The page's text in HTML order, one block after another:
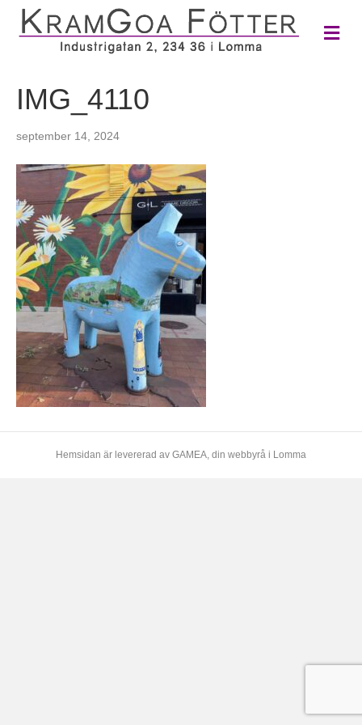
M
e
IMG_4110
september 14, 2024
Hemsidan är levererad av GAMEA, din webbyrå i Lomma